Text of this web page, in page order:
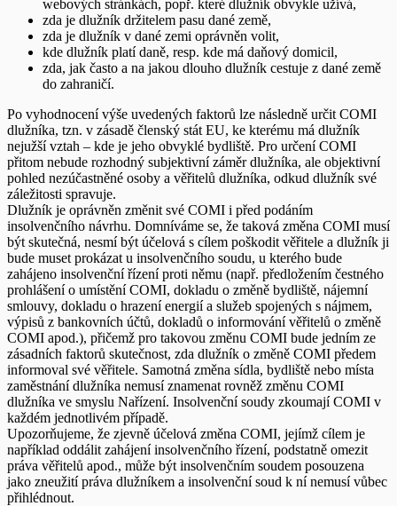
webových stránkách, popř. které dlužník obvykle užívá,
zda je dlužník držitelem pasu dané země,
zda je dlužník v dané zemi oprávněn volit,
kde dlužník platí daně, resp. kde má daňový domicil,
zda, jak často a na jakou dlouho dlužník cestuje z dané země
do zahraničí.
Po vyhodnocení výše uvedených faktorů lze následně určit COMI
dlužníka, tzn. v zásadě členský stát EU, ke kterému má dlužník
nejužší vztah – kde je jeho obvyklé bydliště. Pro určení COMI
přitom nebude rozhodný subjektivní záměr dlužníka, ale objektivní
pohled nezúčastněné osoby a věřitelů dlužníka, odkud dlužník své
záležitosti spravuje.
Dlužník je oprávněn změnit své COMI i před podáním
insolvenčního návrhu. Domníváme se, že taková změna COMI musí
být skutečná, nesmí být účelová s cílem poškodit věřitele a dlužník ji
bude muset prokázat u insolvenčního soudu, u kterého bude
zahájeno insolvenční řízení proti němu (např. předložením čestného
prohlášení o umístění COMI, dokladu o změně bydliště, nájemní
smlouvy, dokladu o hrazení energií a služeb spojených s nájmem,
výpisů z bankovních účtů, dokladů o informování věřitelů o změně
COMI apod.), přičemž pro takovou změnu COMI bude jedním ze
zásadních faktorů skutečnost, zda dlužník o změně COMI předem
informoval své věřitele. Samotná změna sídla, bydliště nebo místa
zaměstnání dlužníka nemusí znamenat rovněž změnu COMI
dlužníka ve smyslu Nařízení. Insolvenční soudy zkoumají COMI v
každém jednotlivém případě.
Upozorňujeme, že zjevně účelová změna COMI, jejímž cílem je
například oddálit zahájení insolvenčního řízení, podstatně omezit
práva věřitelů apod., může být insolvenčním soudem posouzena
jako zneužití práva dlužníkem a insolvenční soud k ní nemusí vůbec
přihlédnout.